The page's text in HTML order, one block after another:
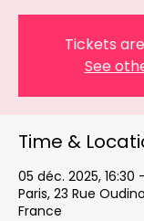
Tickets
See
Time &
05 déc. 2025, 16:30
Paris, 23 Rue
France